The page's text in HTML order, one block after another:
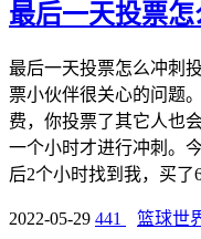
最后一天投票怎
最后一天投票怎么冲刺
票小伙伴很关心的问题
费，你投票了其它人也
一个小时才进行冲刺。
后2个小时找到我，买了
2022-05-29 441 篮球世